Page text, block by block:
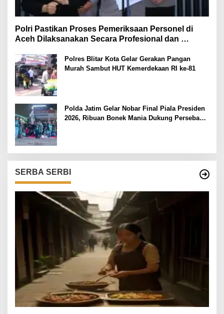
Polri Pastikan Proses Pemeriksaan Personel di
Aceh Dilaksanakan Secara Profesional dan
Polres Blitar Kota Gelar Gerakan Pangan
Murah Sambut HUT Kemerdekaan RI ke-81
Polda Jatim Gelar Nobar Final Piala Presiden
2026, Ribuan Bonek Mania Dukung Persebaya
SERBA SERBI